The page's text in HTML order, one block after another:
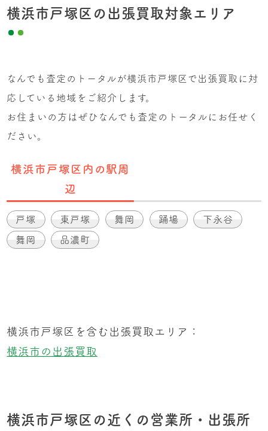
横浜市戸塚区の出張買取対象エリア
なんでも査定のトータルが横浜市戸塚区で出張買取に対
応している地域をご紹介します。
お住まいの方はぜひなんでも査定のトータルにお任せく
ださい。
横浜市戸塚区内の駅周
辺
戸塚 東戸塚 舞岡 踊場 下永谷
舞岡 品濃町
横浜市戸塚区を含む出張買取エリア：
横浜市の出張買取
横浜市戸塚区の近くの営業所・出張所